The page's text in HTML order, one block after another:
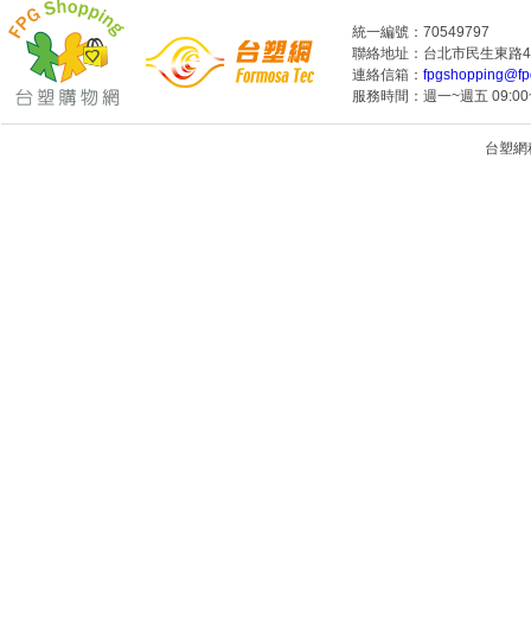
統一編號：70549797
聯絡地址：台北市民生東路
連絡信箱：
服務時間：週一~週五
台塑